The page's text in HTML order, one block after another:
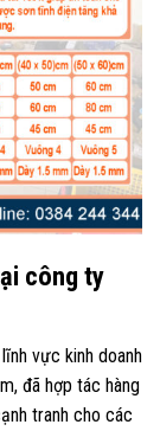
công ty
vực kinh doanh
đã hợp tác hàng
tranh cho các